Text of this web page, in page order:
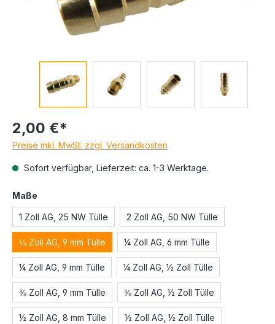
2,00 €*
Preise inkl. MwSt. zzgl. Versandkosten
Sofort verfügbar, Lieferzeit: ca. 1-3 Werktage.
Maße
1 Zoll AG, 25 NW Tülle 2 Zoll AG, 50 NW Tülle
⅛ Zoll AG, 9 mm Tülle ¼ Zoll AG, 6 mm Tülle
¼ Zoll AG, 9 mm Tülle ¼ Zoll AG, ½ Zoll Tülle
⅜ Zoll AG, 9 mm Tülle ⅜ Zoll AG, ½ Zoll Tülle
½ Zoll AG, 8 mm Tülle ½ Zoll AG, ½ Zoll Tülle